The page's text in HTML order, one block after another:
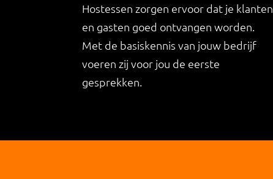
Hostessen zorgen ervoor dat je klanten
en gasten goed ontvangen worden.
Met de basiskennis van jouw bedrijf
voeren zij voor jou de eerste
gesprekken.